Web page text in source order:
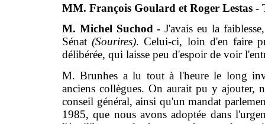
MM. François Goulard et Roger Lestas -
M. Michel Suchod - J'avais eu la
Sénat(Sourires). Celui-ci, loin d'en faire
délibérée, qui laisse peu d'espoir de voir
M. Brunhes a lu tout à l'heure le long
anciens collègues. On aurait pu y ajouter,
conseil général, ainsi qu'un mandat
1985, que nous avons adoptée dans